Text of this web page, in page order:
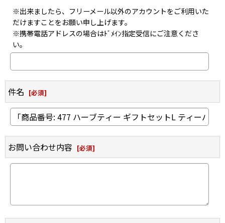
※出来ましたら、フリーメール以外のアカウントをご利用いた
だけますことをお願い申し上げます。
※携帯電話アドレスの場合はﾄﾞﾒｲﾝ指定受信にご注意くださ
い。
件名 [必須]
お問い合わせ内容 [必須]